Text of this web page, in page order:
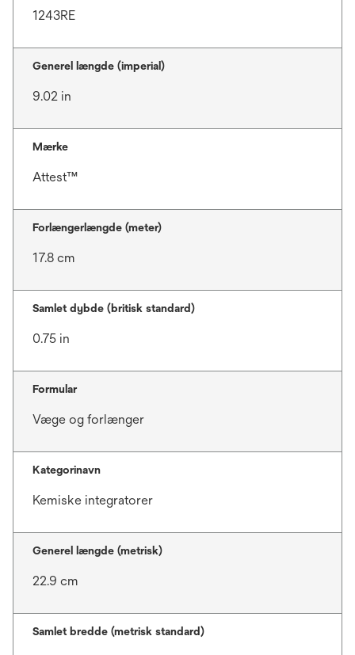
1243RE
Generel længde (imperial)
9.02 in
Mærke
Attest™
Forlængerlængde (meter)
17.8 cm
Samlet dybde (britisk standard)
0.75 in
Formular
Væge og forlænger
Kategorinavn
Kemiske integratorer
Generel længde (metrisk)
22.9 cm
Samlet bredde (metrisk standard)